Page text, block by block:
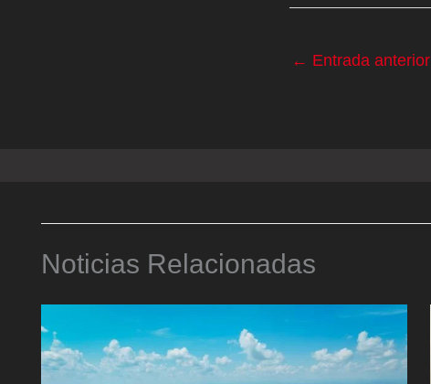
← Entrada anterior
Noticias Relacionadas